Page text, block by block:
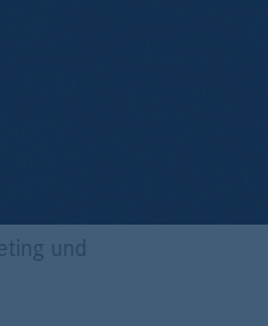
und